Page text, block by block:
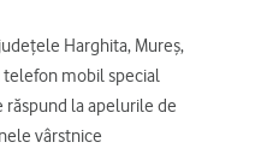
Harghita, Mureș,
telefon mobil special
la apelurile de
vârstnice